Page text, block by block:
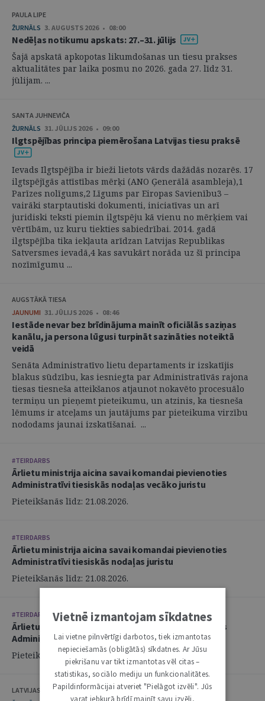
PAULA LIPE
ŽURNĀLS 3. AUGUSTS 2026 • 08:00
Nedēļas notikumu apskats: 27.–31. jūlijs
Šajā apskatā apkopotas likumdošanas un tiesu prakses
aktualitātes par laika posmu no 2026. gada 27. līdz 31.
jūlijam. ...
SANTA JUHNEVIČA
ŽURNĀLS 31. JŪLIJS 2026 • 09:00
Ilgtspējības principa piemērošana Latvijas tiesu praksē
Ievads Ilgtspējība ir bieži lietots vārds dažādās nozarēs. 17
ilgtspējīgās attīstības mērķi (ANO Ģenerālā asambleja),1
Parīzes nolīgums,2 Līgums par Eiropas Savienību3 –
vairāki starptautiski dokumenti, iniciatīvas un arī
juridiski teksti piemin ilgtspēju kā vienu no mērķiem vai
vērtībām, uz kuru tiekties sabiedrībai. 2014. gadā
ilgtspējība tika iekļauta arīdzan Latvijas Republikas
Satversmes ievadā,4 kas savukārt norāda uz šī principa
nozīmīgumu ...
AUGSTĀKĀ TIESA
JAUNUMI 31. JŪLIJS 2026 • 08:46
Iestāde nevar bez brīdinājuma mainīt oficiālās saziņas
kanālu, ja persona lūgusi turpināt sazināties noteiktā
veidā
Senāta Administratīvo lietu departaments ir izskatījis
blakus sūdzību, kas iesniegta par Administratīvās rajona
tiesas tiesneša atteikšanos atjaunot nokavēto procesuālo
termiņu un pieņemt pieteikumu, un atzinis, ka tiesneša
lēmums ir atceļams un jautājums par pieteikuma virzību
nododams jaunai izskatīšanai. ...
#TEIRDARBS
Ārlietu ministrija aicina savai komandai pievienoties
Administratīvi tiesiskās nodaļas vecāko juristu
Pieteikšanās līdz: 21.08.2026.
#TEIRDARBS
Ārlietu ministrija aicina savai komandai pievienoties
Administratīvi tiesiskās nodaļas juristu
Pieteikšanās līdz: 21.08.2026.
#TEIRDARBS
Ārlietu ministrija aicina savai komandai pievienoties
Administratīvi tiesiskās nodaļas juristu
Pieteikšanās līdz: 21.08.2026.
LATVIJAS ZVĒRINĀTU ADVOKĀTU PADOME
Vietnē izmantojam sīkdatnes
Lai vietne pilnvērtīgi darbotos, tiek izmantotas
nepieciešamās (obligātās) sīkdatnes. Ar Jūsu
piekrišanu var tikt izmantotas vēl citas –
statistikas, sociālo mediju un funkcionalitātes.
Papildinformācijai atveriet "Pielāgot izvēli". Jūs
varat jebkurā brīdī mainīt savu izvēli,